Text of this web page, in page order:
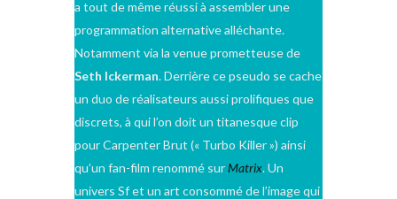
a tout de même réussi à assembler une
programmation alternative alléchante.
Notamment via la venue prometteuse de
Seth Ickerman. Derrière ce pseudo se cache
un duo de réalisateurs aussi prolifiques que
discrets, à qui l’on doit un titanesque clip
pour Carpenter Brut (« Turbo Killer ») ainsi
qu’un fan-film renommé surMatrix. Un
univers Sf et un art consommé de l’image qui